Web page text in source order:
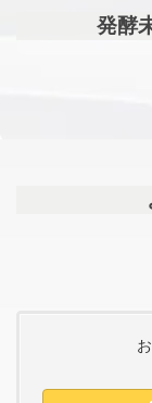
発酵